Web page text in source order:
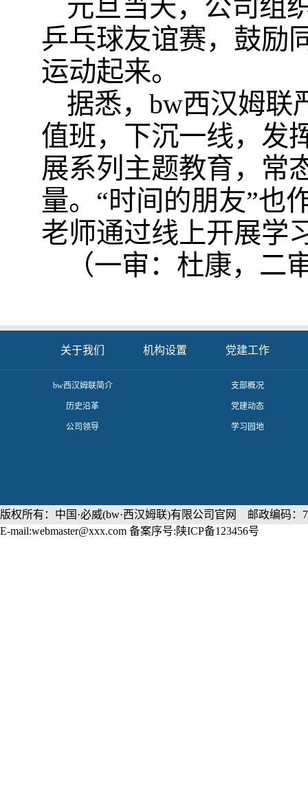
元旦当天，公司组
乒乓球友谊赛，鼓励
运动起来。
据悉，bw西汉姆联
值班，下沉一线，发
展系列主题教育，常
量。“时间的朋友”也
老师通过线上开展学
（一审：杜康，二
关于我们
​bw西汉姆联简介
历史沿革
公司领导
机构设置 党建工作
支部概况
党建动态
学习园地
版权所有：中国·必威(bw·西汉姆联)有限公司官网 邮政编码：
E-mail:webmaster@xxx.com 备案序号:陕ICP备123456号